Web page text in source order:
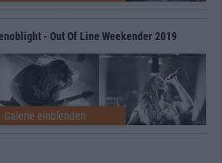
- Out Of Line Weekender 2019